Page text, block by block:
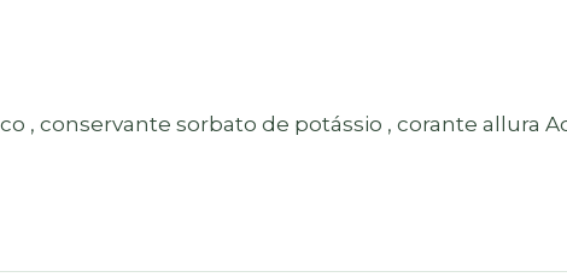
, conservante sorbato de potássio , corante allura